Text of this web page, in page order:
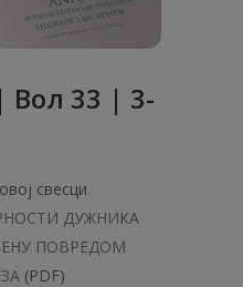
Вол 33 | 3-
свесци
ДУЖНИКА
ПОВРЕДОМ
(PDF)